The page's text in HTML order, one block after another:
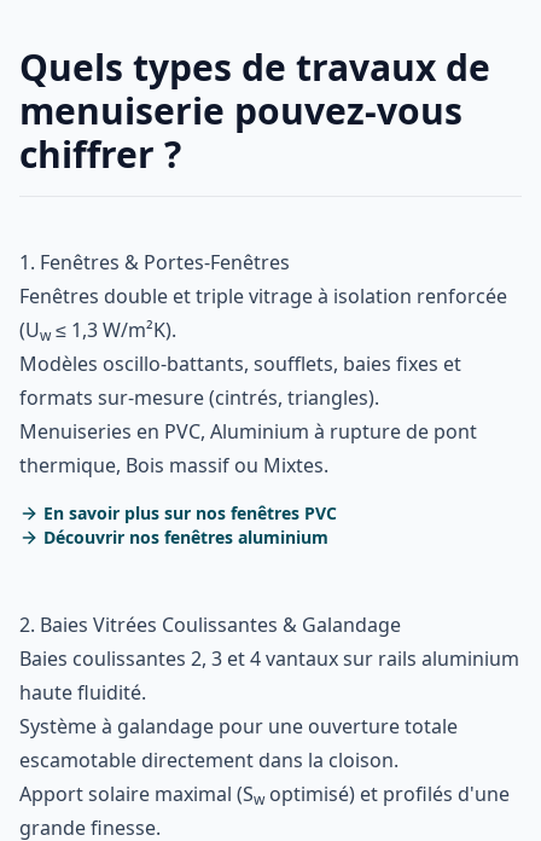
Quels types de travaux de
menuiserie pouvez-vous
chiffrer ?
1. Fenêtres & Portes-Fenêtres
Fenêtres double et triple vitrage à isolation renforcée
(Uw≤ 1,3 W/m²K).
Modèles oscillo-battants, soufflets, baies fixes et
formats sur-mesure (cintrés, triangles).
Menuiseries en PVC, Aluminium à rupture de pont
thermique, Bois massif ou Mixtes.
En savoir plus sur nos fenêtres PVC
Découvrir nos fenêtres aluminium
2. Baies Vitrées Coulissantes & Galandage
Baies coulissantes 2, 3 et 4 vantaux sur rails aluminium
haute fluidité.
Système à galandage pour une ouverture totale
escamotable directement dans la cloison.
Apport solaire maximal (Swoptimisé) et profilés d'une
grande finesse.